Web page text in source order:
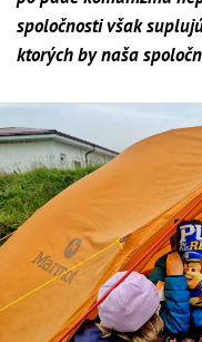
spoločnosti však
ktorých by naša